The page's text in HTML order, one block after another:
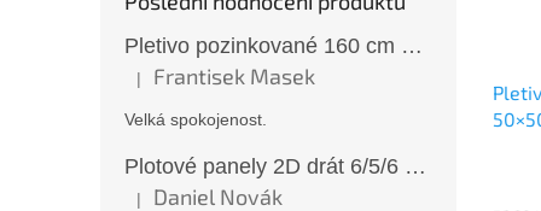
Pletivo pozinkované 160 cm 50×50/2,5 mm bez zapleteného drátu
Hodnocení produktu je 5 z 5 hvězdiček.
| Frantisek Masek
Velká spokojenost.
Plotové panely 2D drát 6/5/6 mm antracit 163 cm
Hodnocení produktu je 5 z 5 hvězdiček.
| Daniel Novák